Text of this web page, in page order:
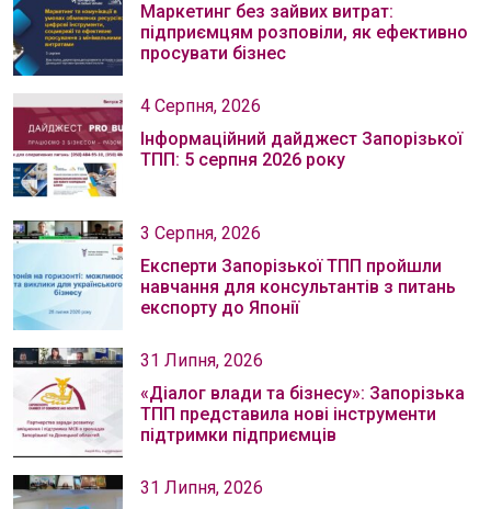
Маркетинг без зайвих витрат:
підприємцям розповіли, як ефективно
просувати бізнес
4 Серпня, 2026
Інформаційний дайджест Запорізької
ТПП: 5 серпня 2026 року
3 Серпня, 2026
Експерти Запорізької ТПП пройшли
навчання для консультантів з питань
експорту до Японії
31 Липня, 2026
«Діалог влади та бізнесу»: Запорізька
ТПП представила нові інструменти
підтримки підприємців
31 Липня, 2026